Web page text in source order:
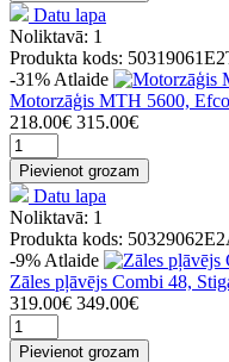
Datu lapa
Noliktavā: 1
Produkta kods:
-31% Atlaide
Motorzāģis MTH 5600, Efco
218.00€ 315.00€
Pievienot grozam
Datu lapa
Noliktavā: 1
Produkta kods:
-9% Atlaide
Zāles pļāvējs Combi 48,
319.00€ 349.00€
Pievienot grozam